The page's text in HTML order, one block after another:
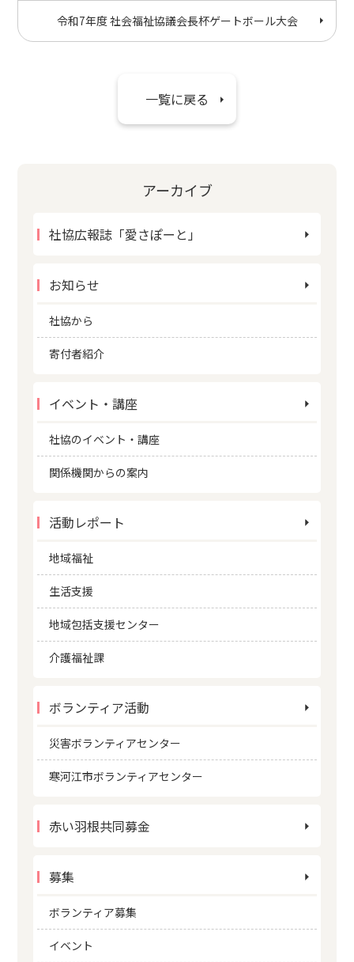
令和7年度 社会福祉協議会長杯ゲートボール大会
一覧に戻る
アーカイブ
社協広報誌「愛さぽーと」
お知らせ
社協から
寄付者紹介
イベント・講座
社協のイベント・講座
関係機関からの案内
活動レポート
地域福祉
生活支援
地域包括支援センター
介護福祉課
ボランティア活動
災害ボランティアセンター
寒河江市ボランティアセンター
赤い羽根共同募金
募集
ボランティア募集
イベント